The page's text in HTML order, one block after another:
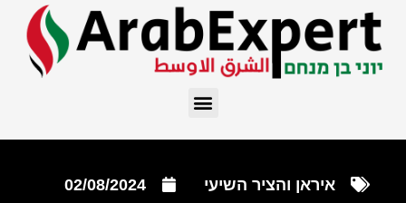
איראן והציר השיעי 02/08/2024